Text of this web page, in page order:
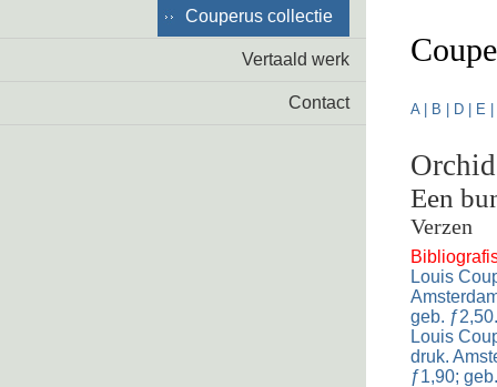
Couperus collectie
Vertaald werk
Contact A| B D E
Een
Verzen
Louis
geb. ƒ2,50.
Louis
druk.
ƒ1,90;